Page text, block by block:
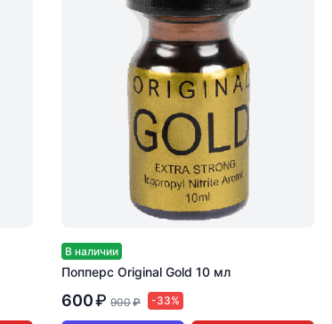
В наличии
Попперс Original Gold 10 мл
600₽ 900₽ -33%